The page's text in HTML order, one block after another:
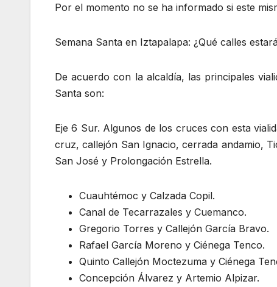
Por el momento no se ha informado si este
Semana Santa en Iztapalapa: ¿Qué calles
De acuerdo con la alcaldía, las principales
Santa son:
Eje 6 Sur. Algunos de los cruces con esta
cruz, callejón San Ignacio, cerrada andamio,
San José y Prolongación Estrella.
Cuauhtémoc y Calzada Copil.
Canal de Tecarrazales y Cuemanco.
Gregorio Torres y Callejón García Bravo.
Rafael García Moreno y Ciénega Tenco.
Quinto Callejón Moctezuma y Ciénega
Concepción Álvarez y Artemio Alpizar.